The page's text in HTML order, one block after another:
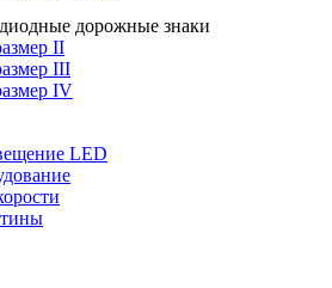
дорожные знаки
II
III
IV
LED